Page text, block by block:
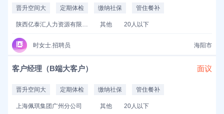
晋升空间大 定期体检 缴纳社保 管住餐补
陕西亿泰汇人力资源有限公司 其他 20人以下
时女士.招聘员 海阳市
客户经理（B端大客户） 面议
晋升空间大 定期体检 缴纳社保 管住餐补
上海佩琪集团广州分公司 其他 20人以下